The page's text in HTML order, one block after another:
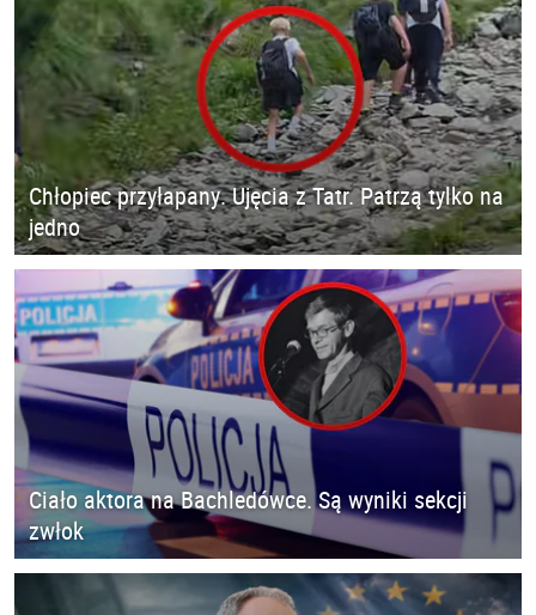
Chłopiec przyłapany. Ujęcia z Tatr. Patrzą tylko na
jedno
Ciało aktora na Bachledówce. Są wyniki sekcji
zwłok